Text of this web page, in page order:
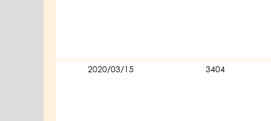
3404
2020/03/15